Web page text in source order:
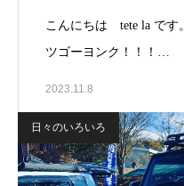
こんにちは tete la です
ツゴーヨンク！！！…
2023.11.8
日々のいろいろ